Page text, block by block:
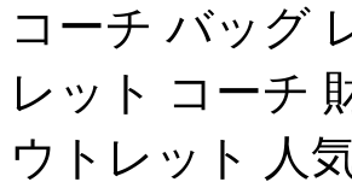
コーチ バッグ
レット コーチ
ウトレット 人